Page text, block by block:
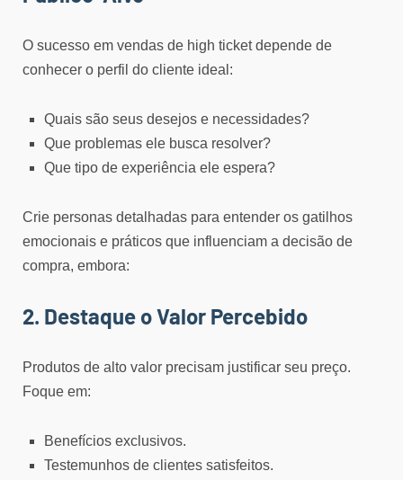
O sucesso em vendas de high ticket depende de
conhecer o perfil do cliente ideal:
Quais são seus desejos e necessidades?
Que problemas ele busca resolver?
Que tipo de experiência ele espera?
Crie personas detalhadas para entender os gatilhos
emocionais e práticos que influenciam a decisão de
compra, embora:
2. Destaque o Valor Percebido
Produtos de alto valor precisam justificar seu preço.
Foque em:
Benefícios exclusivos.
Testemunhos de clientes satisfeitos.